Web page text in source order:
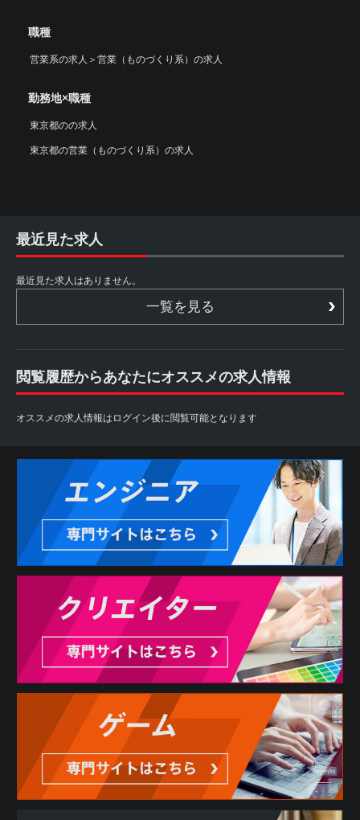
職種
営業系の求人 ＞ 営業（ものづくり系）の求人
勤務地×職種
東京都のの求人
東京都の営業（ものづくり系）の求人
最近見た求人
最近見た求人はありません。
一覧を見る
閲覧履歴からあなたにオススメの求人情報
オススメの求人情報はログイン後に閲覧可能となります